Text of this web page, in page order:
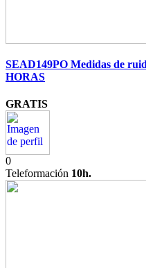
SEAD149PO Medidas de
HORAS
GRATIS
0
Teleformación 10h.